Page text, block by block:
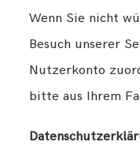
Wenn Sie nicht
Besuch unserer
Nutzerkonto
bitte aus Ihrem